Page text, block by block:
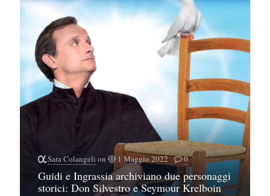
Sara Colangeli on 1 Maggio 2022 0
Guidi e Ingrassia archiviano due personaggi
storici: Don Silvestro e Seymour Krelboin